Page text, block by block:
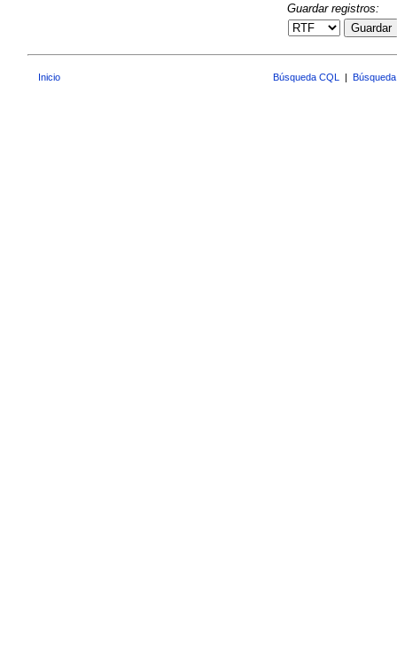
Guardar registros:
Guardar
Inicio Búsqueda CQL